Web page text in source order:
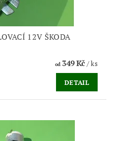
12V ŠKODA
od349 Kč/ ks
DETAIL